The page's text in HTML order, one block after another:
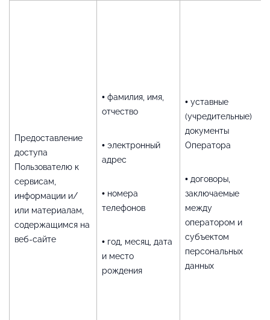
Предоставление
доступа
Пользователю к
сервисам,
информации и/
или материалам,
содержащимся на
веб-сайте
• фамилия, имя,
отчество
• электронный
адрес
• номера
телефонов
• год, месяц, дата
и место
рождения
• уставные
(учредительные)
документы
Оператора
• договоры,
заключаемые
между
оператором и
субъектом
персональных
данных